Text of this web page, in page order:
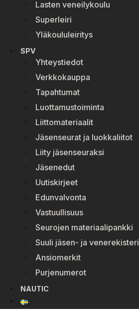
Lasten veneilykoulu
Superleiri
Yläkoululeiritys
SPV
Yhteystiedot
Verkkokauppa
Tapahtumat
Luottamustoiminta
Liittomateriaalit
Jäsenseurat ja luokkaliitot
Liity jäsenseuraksi
Jäsenedut
Uutiskirjeet
Edunvalvonta
Vastuullisuus
Seurojen materiaalipankki
Suuli jäsen- ja venerekisteri
Ansiomerkit
Purjenumerot
NAUTIC